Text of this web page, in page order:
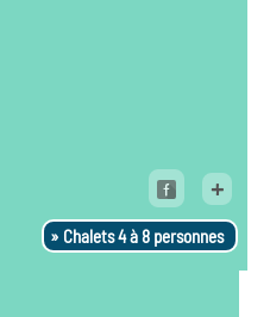
+
Chalets 4 à 8 personnes